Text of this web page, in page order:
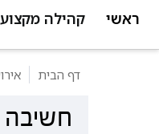
ראשי קהילה
דף הבית
חשיבה